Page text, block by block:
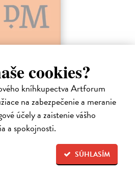
cookies?
kníhkupectva Artforum
na zabezpečenie a meranie
účely a zaistenie vášho
a spokojnosti.
SÚHLASÍM
(1718-1776) a jeho
pokračuje v mapovaní
našej kultúre. Františkán Dominik
a najpozoruhodnejších slovenských